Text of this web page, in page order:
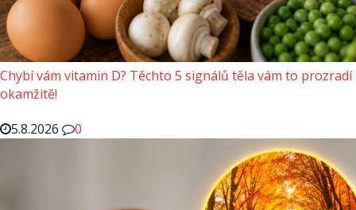
Chybí vám vitamin D? Těchto 5 signálů těla vám to prozradí
okamžitě!
5.8.2026
0